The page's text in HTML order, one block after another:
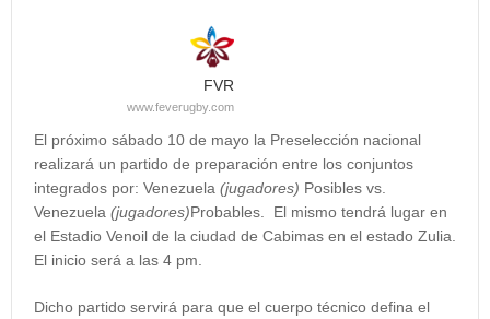
FVR
www.feverugby.com
El próximo sábado 10 de mayo la Preselección nacional
realizará un partido de preparación entre los conjuntos
integrados por: Venezuela (jugadores) Posibles vs.
Venezuela (jugadores)Probables. El mismo tendrá lugar en
el Estadio Venoil de la ciudad de Cabimas en el estado Zulia.
El inicio será a las 4 pm.
Dicho partido servirá para que el cuerpo técnico defina el